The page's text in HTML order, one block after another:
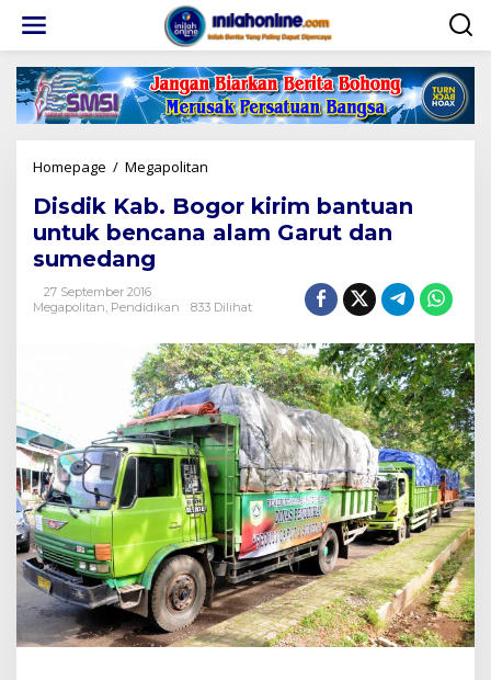
konten
Homepage / Megapolitan
Bogor
kirim
bantuan
alam
dan
sumedang
Disdik Kab. Bogor kirim bantuan
untuk bencana alam Garut dan
sumedang
27 September 2016
Megapolitan Pendidikan 833 Dilihat